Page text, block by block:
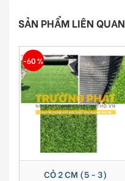
SẢN PHẨM LIÊN QUAN
-60 %
CỎ 2 CM (5 - 3)